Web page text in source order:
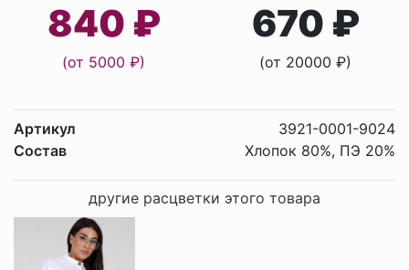
840 ₽
(от 5000 ₽)
670 ₽
(от 20000 ₽)
Артикул
3921-0001-9024
Состав
Хлопок 80%, ПЭ 20%
другие расцветки этого товара